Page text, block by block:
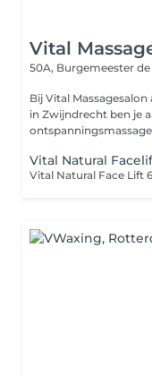
Vital
50A, Burgemeester
Bij Vital
in Zwijndrecht ben je
Vital Natural